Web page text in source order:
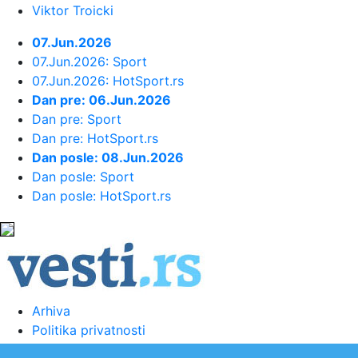
23:34:Održana 36. akcija "Crveno-bela
krv": Prikupljeno je ukupno 307 ...
23:33: Sinančević: "Želim u finale"
23:31:U julu u Sloveniji prodato 12,4 posto
više automobila
23:21:ZVEZDA SPREMA POJAČANJE:
23:21:Izrael pravi plan bez Trampa
Viktor Troicki
07.Jun.2026
07.Jun.2026: Sport
07.Jun.2026: HotSport.rs
Dan pre: 06.Jun.2026
Dan pre: Sport
Dan pre: HotSport.rs
Dan posle: 08.Jun.2026
Dan posle: Sport
Dan posle: HotSport.rs
Arhiva
Politika privatnosti